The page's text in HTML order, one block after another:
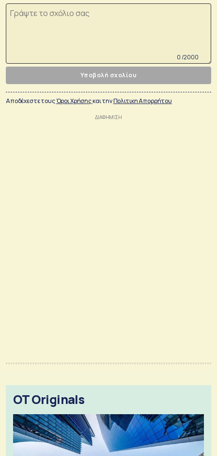
0 /2000
Υποβολή σχολίου
Αποδέχεστε τουςΌροι Χρήσηςκαι τηνΠολιτικη Απορρήτου
OT Originals